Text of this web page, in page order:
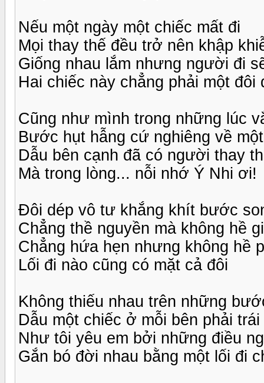
Nếu một ngày một chiếc mất đi
Mọi thay thế đều trở nên khập
Giống nhau lắm nhưng người đi
Hai chiếc này chẳng phải một đôi
Cũng như mình trong những lúc
Bước hụt hẫng cứ nghiêng về
Dẫu bên cạnh đã có người thay
Mà trong lòng... nỗi nhớ Ý Nhi ơi!
Đôi dép vô tư khắng khít bước
Chẳng thề nguyền mà không hề
Chẳng hứa hẹn nhưng không hề
Lối đi nào cũng có mặt cả đôi
Không thiếu nhau trên những
Dẫu một chiếc ở mỗi bên phải trái
Như tôi yêu em bởi những điều
Gắn bó đời nhau bằng một lối đi